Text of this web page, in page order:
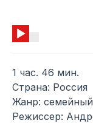
1 час. 46 мин.
Страна: Россия
Жанр: семейный
Режиссер: